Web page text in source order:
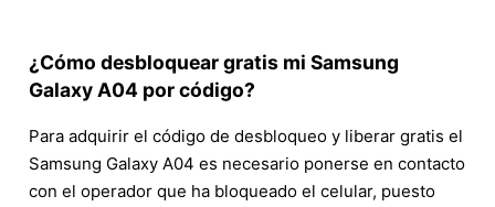
¿Cómo desbloquear gratis mi Samsung
Galaxy A04 por código?
Para adquirir el código de desbloqueo y liberar gratis el
Samsung Galaxy A04 es necesario ponerse en contacto
con el operador que ha bloqueado el celular, puesto